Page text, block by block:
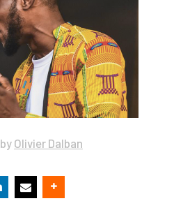
by Olivier Dalban